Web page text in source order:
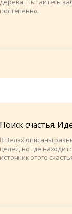
дерева. Пытайтесь
постепенно.
Поиск счастья.
В Ведах описаны
целей, но где
источник этого